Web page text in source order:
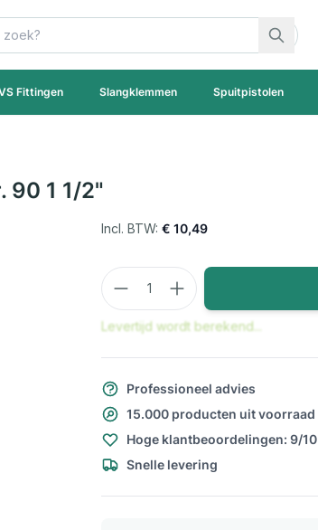
Fittingen Slangklemmen Spuitpistolen
90 1 1/2"
€ 10,49
Aantal
Levertijd wordt berekend...
Professioneel advies
15.000 producten uit voorraad
Hoge klantbeoordelingen: 9/10
Snelle levering